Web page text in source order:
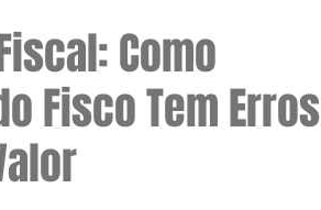
Como
Fisco Tem Erros